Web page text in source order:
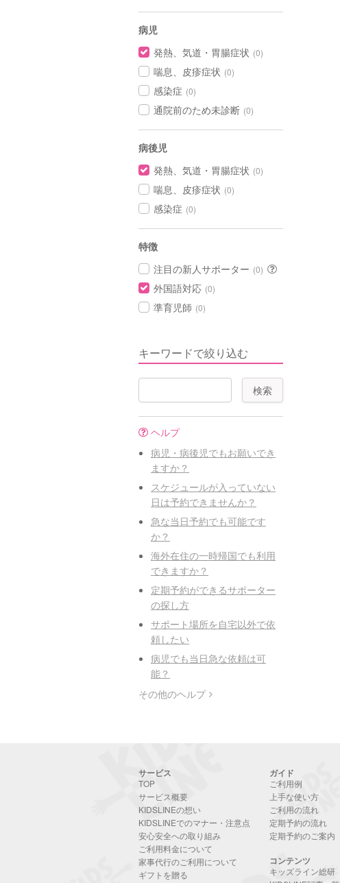
病児
発熱、気道・胃腸症状 (0)
喘息、皮疹症状 (0)
感染症 (0)
通院前のため未診断 (0)
病後児
発熱、気道・胃腸症状 (0)
喘息、皮疹症状 (0)
感染症 (0)
特徴
注目の新人サポーター (0)
外国語対応 (0)
準育児師 (0)
キーワードで絞り込む
ヘルプ
病児・病後児でもお願いでき
ますか？
スケジュールが入っていない
日は予約できませんか？
急な当日予約でも可能です
か？
海外在住の一時帰国でも利用
できますか？
定期予約ができるサポーター
の探し方
サポート場所を自宅以外で依
頼したい
病児でも当日急な依頼は可
能？
その他のヘルプ
サービス
TOP
サービス概要
KIDSLINEの想い
KIDSLINEでのマナー・注意点
安心安全への取り組み
ご利用料金について
家事代行のご利用について
ギフトを贈る
ガイド
ご利用例
上手な使い方
ご利用の流れ
定期予約の流れ
定期予約のご案内
コンテンツ
キッズライン総研